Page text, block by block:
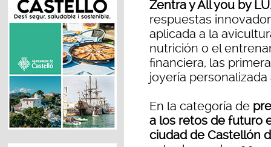
Zentra y All you by LU
respuestas
aplicada a la
nutrición o el
financiera, las
joyería
En la categoría de
a los retos de futuro
ciudad de Castellón